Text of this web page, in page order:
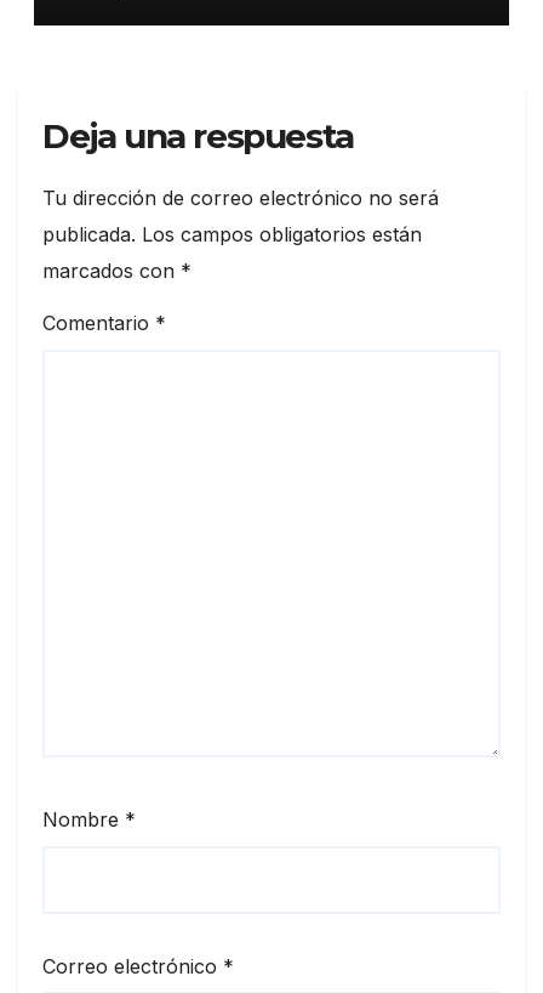
Deja una respuesta
Tu dirección de correo electrónico no será
publicada. Los campos obligatorios están
marcados con *
Comentario *
Nombre *
Correo electrónico *